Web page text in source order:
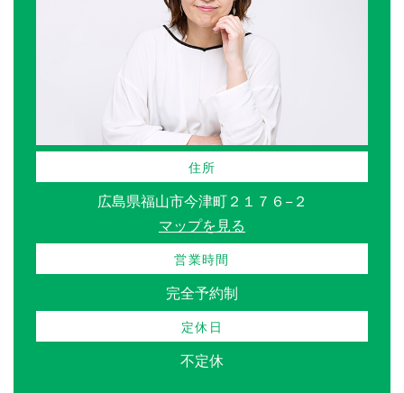
住所
広島県福山市今津町２１７６−２
マップを見る
営業時間
完全予約制
定休日
不定休